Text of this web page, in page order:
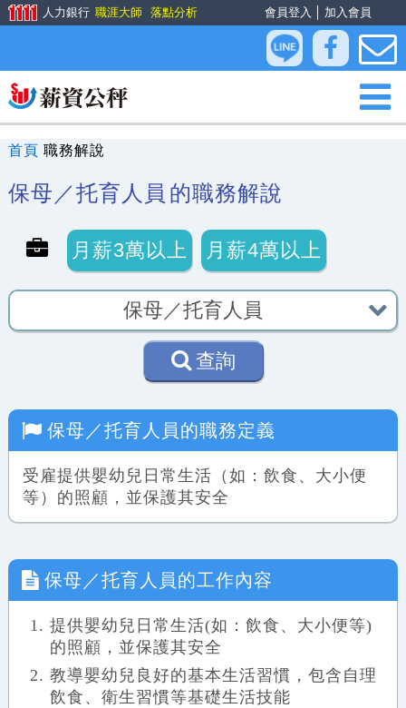
會員登入 加入會員
人力銀行 職涯大師 落點分析
首頁 職務解說
保母／托育人員 的職務解說
月薪3萬以上 月薪4萬以上
查詢
保母／托育人員 的職務定義
受雇提供嬰幼兒日常生活（如：飲食、大小便
等）的照顧，並保護其安全
保母／托育人員 的工作內容
提供嬰幼兒日常生活(如：飲食、大小便等)
的照顧，並保護其安全
教導嬰幼兒良好的基本生活習慣，包含自理
飲食、衛生習慣等基礎生活技能